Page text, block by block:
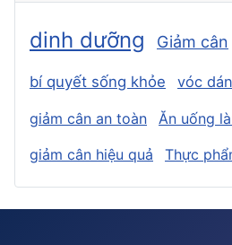
dinh dưỡng Giảm cân
bí quyết sống khỏe vóc
giảm cân an toàn
Ăn uống
giảm cân hiệu quả
Thực